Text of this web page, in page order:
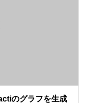
のグラフを生成